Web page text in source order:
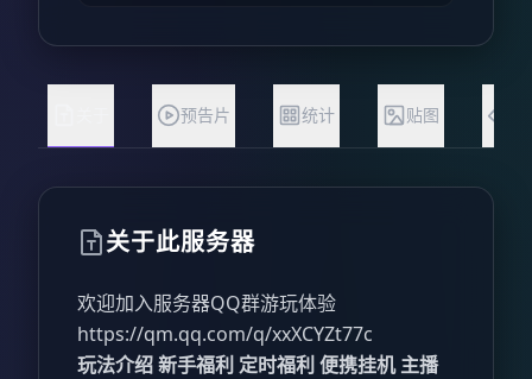
预告片 统计 贴图
关于此服务器
欢迎加入服务器QQ群游玩体验
https://qm.qq.com/q/xxXCYZt77c
玩法介绍新手福利 定时福利 便携挂机 主播